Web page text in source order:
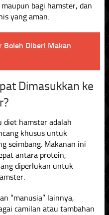
bagi hamster, dan
yang aman.
Boleh Diberi Makan
Dimasukkan ke
diet hamster adalah
khusus untuk
seimbang. Makanan ini
antara protein,
diperlukan untuk
“manusia” lainnya,
camilan atau tambahan